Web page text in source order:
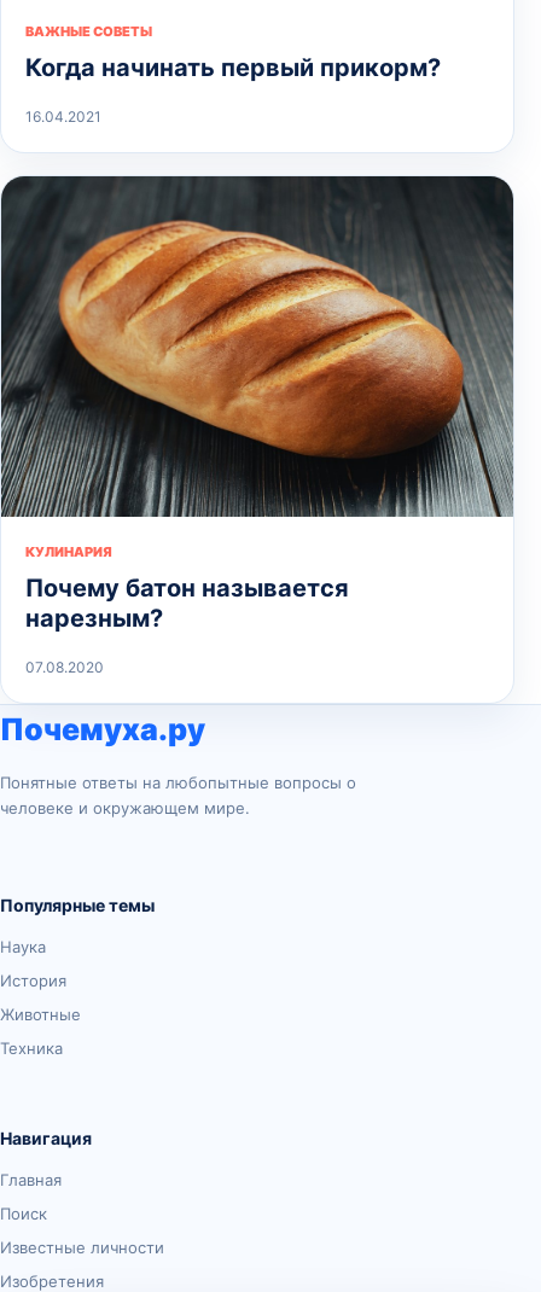
ВАЖНЫЕ СОВЕТЫ
Когда начинать первый прикорм?
16.04.2021
КУЛИНАРИЯ
Почему батон называется
нарезным?
07.08.2020
Почемуха.ру
Понятные ответы на любопытные вопросы о
человеке и окружающем мире.
Популярные темы
Наука
История
Животные
Техника
Навигация
Главная
Поиск
Известные личности
Изобретения